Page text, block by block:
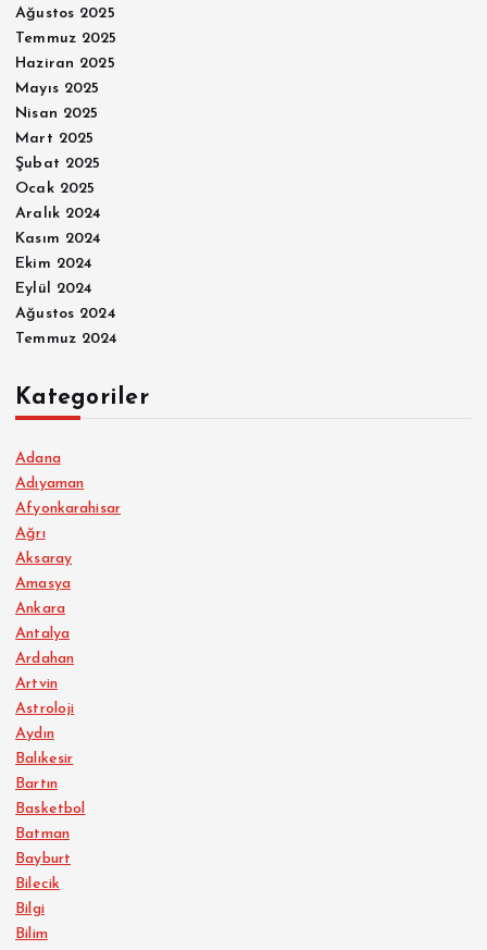
Ağustos 2025
Temmuz 2025
Haziran 2025
Mayıs 2025
Nisan 2025
Mart 2025
Şubat 2025
Ocak 2025
Aralık 2024
Kasım 2024
Ekim 2024
Eylül 2024
Ağustos 2024
Temmuz 2024
Kategoriler
Adana
Adıyaman
Afyonkarahisar
Ağrı
Aksaray
Amasya
Ankara
Antalya
Ardahan
Artvin
Astroloji
Aydın
Balıkesir
Bartın
Basketbol
Batman
Bayburt
Bilecik
Bilgi
Bilim